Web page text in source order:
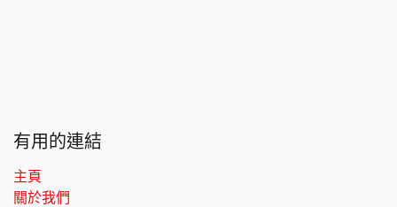
有用的連結
主頁
關於我們